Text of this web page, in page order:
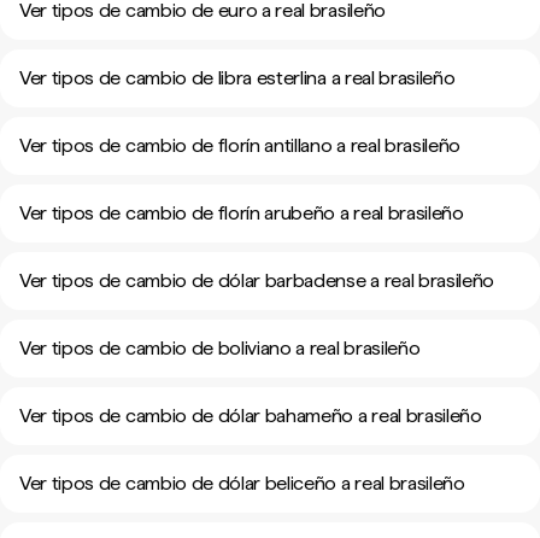
Ver tipos de cambio de euro a real brasileño
Ver tipos de cambio de libra esterlina a real brasileño
Ver tipos de cambio de florín antillano a real brasileño
Ver tipos de cambio de florín arubeño a real brasileño
Ver tipos de cambio de dólar barbadense a real brasileño
Ver tipos de cambio de boliviano a real brasileño
Ver tipos de cambio de dólar bahameño a real brasileño
Ver tipos de cambio de dólar beliceño a real brasileño